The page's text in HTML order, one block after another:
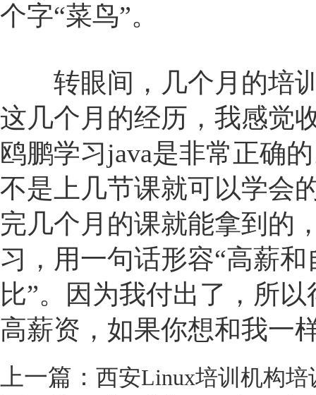
个字“菜鸟”。
转眼间，几个月的培训
这几个月的经历，我感觉
鸥鹏学习java是非常正确
不是上几节课就可以学会
完几个月的课就能拿到的
习，用一句话形容“高薪
比”。因为我付出了，所
高薪资，如果你想和我一
上一篇： 西安Linux培训机构培